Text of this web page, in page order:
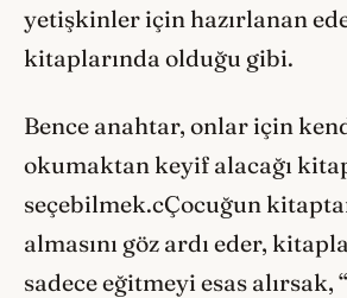
yetişkinler için hazırlanan
kitaplarında olduğu gibi.
Bence anahtar, onlar için
okumaktan keyif alacağı
seçebilmek.cÇocuğun
almasını göz ardı eder,
sadece eğitmeyi esas alırsak,